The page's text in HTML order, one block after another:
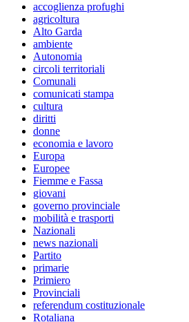
accoglienza profughi
agricoltura
Alto Garda
ambiente
Autonomia
circoli territoriali
Comunali
comunicati stampa
cultura
diritti
donne
economia e lavoro
Europa
Europee
Fiemme e Fassa
giovani
governo provinciale
mobilità e trasporti
Nazionali
news nazionali
Partito
primarie
Primiero
Provinciali
referendum costituzionale
Rotaliana